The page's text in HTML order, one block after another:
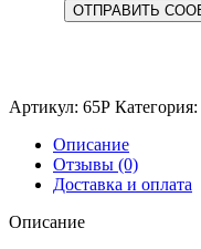
Артикул: 65Р Категория:
Описание
Отзывы (0)
Доставка и оплата
Описание